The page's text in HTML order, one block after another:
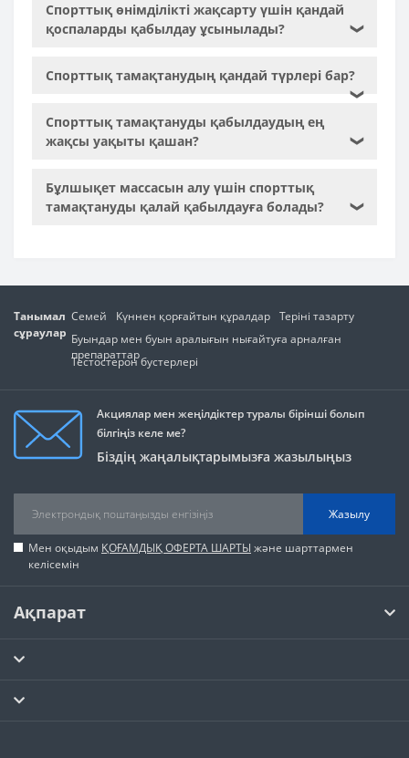
Спорттық өнімділікті жақсарту үшін қандай
қоспаларды қабылдау ұсынылады?
❯
Спорттық тамақтанудың қандай түрлері бар?
❯
Спорттық тамақтануды қабылдаудың ең
жақсы уақыты қашан?
❯
Бұлшықет массасын алу үшін спорттық
тамақтануды қалай қабылдауға болады?
❯
Танымал
сұраулар
Семей Күннен қорғайтын құралдар Теріні тазарту
Буындар мен буын аралығын нығайтуға арналған
препараттар
Тестостерон бустерлері
Акциялар мен жеңілдіктер туралы бірінші болып
білгіңіз келе ме?
Біздің жаңалықтарымызға жазылыңыз
Жазылу
Мен оқыдым ҚОҒАМДЫҚ ОФЕРТА ШАРТЫ және шарттармен
келісемін
Ақпарат